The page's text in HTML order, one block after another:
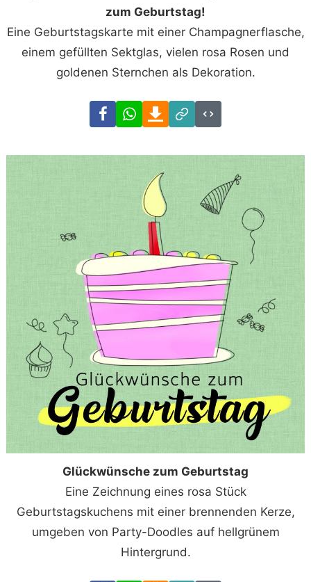
zum Geburtstag!
Eine Geburtstagskarte mit einer Champagnerflasche,
einem gefüllten Sektglas, vielen rosa Rosen und
goldenen Sternchen als Dekoration.
FacebookWhatsAppDownload
Link
Code
Glückwünsche zum Geburtstag
Eine Zeichnung eines rosa Stück
Geburtstagskuchens mit einer brennenden Kerze,
umgeben von Party-Doodles auf hellgrünem
Hintergrund.